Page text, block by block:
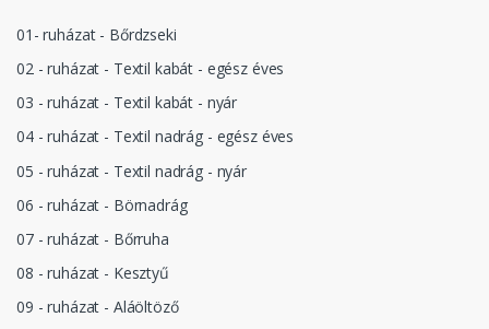
01- ruházat - Bőrdzseki
02 - ruházat - Textil kabát - egész éves
03 - ruházat - Textil kabát - nyár
04 - ruházat - Textil nadrág - egész éves
05 - ruházat - Textil nadrág - nyár
06 - ruházat - Börnadrág
07 - ruházat - Bőrruha
08 - ruházat - Kesztyű
09 - ruházat - Aláöltöző